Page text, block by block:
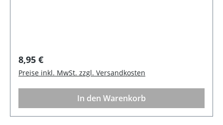
Beschreibung: Material: Glas Größe: Höhe 10 cm,
Breite 8,5 cm Farbe: Pale Pink Pflege:
Spülmaschinen geeignet Serie: Alice
Regulärer Preis:
8,95 €
Preise inkl. MwSt. zzgl. Versandkosten
In den Warenkorb